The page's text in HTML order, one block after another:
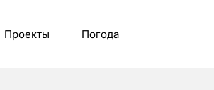
Проекты Погода